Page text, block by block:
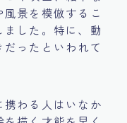
景を模倣するこ
した。特に、動
ったといわれて
わる人はいなか